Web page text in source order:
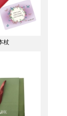
杖